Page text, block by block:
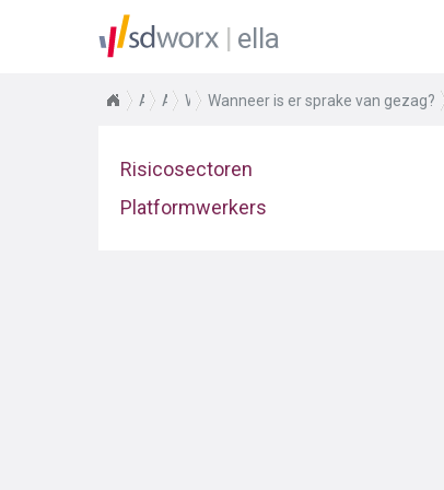
ella
Arbeidsrecht
Aanwerving van personeel
Werken met zelfstandigen – risico
Wanneer is er sprake van gezag?
Risicosectoren
Platformwerkers